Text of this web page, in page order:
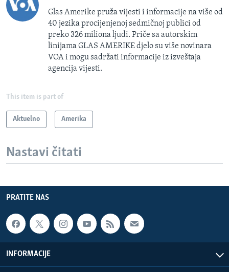
Glas Amerike pruža vijesti i informacije na više od
40 jezika procijenjenoj sedmičnoj publici od
preko 326 miliona ljudi. Priče sa autorskim
linijama GLAS AMERIKE djelo su više novinara
VOA i mogu sadržati informacije iz izveštaja
agencija vijesti.
This item is part of
Aktuelno Amerika
Nastavi čitati
PRATITE NAS
INFORMACIJE